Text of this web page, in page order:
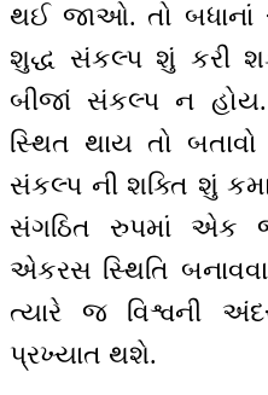
થઈ જાઓ. તો
શુદ્ધ સંકલ્પ શું કરી
બીજાં સંકલ્પ ન
સ્થિત થાય તો
સંકલ્પ ની શક્તિ શું
સંગઠિત રુપમાં એક
એકરસ સ્થિતિ
ત્યારે જ વિશ્વની
પ્રખ્યાત થશે.